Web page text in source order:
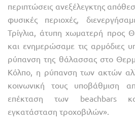
περιπτώσεις ανεξέλεγκτης
φυσικές περιοχές,
Τρίγλια, άτυπη χωματερή προς
και ενημερώσαμε τις αρμόδιες
ρύπανση της θάλασσας στο
Κόλπο, η ρύπανση των ακτών
κοινωνική τους υποβάθμιση
επέκταση των beachbars
εγκατάσταση τροχοβιλών».